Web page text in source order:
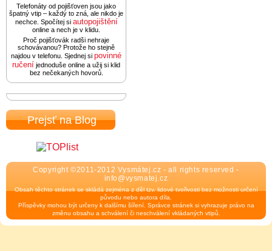
Telefonáty od pojišťoven jsou jako
špatný vtip – každý to zná, ale nikdo je
nechce. Spočítej si autopojištění
online a nech je v klidu.
Proč pojišťovák radši nehraje
schovávanou? Protože ho stejně
najdou v telefonu. Sjednej si povinné
ručení jednoduše online a užij si klid
bez nečekaných hovorů.
Prejsť na Blog
Copyright ©2011-2012 Vysmátej.cz - all rights reserved -
info@vysmatej.cz
Obsah těchto stránek se skládá zejména z děl tzv. lidové tvořivosti bez možnosti určení
původu nebo autora díla.
Příspěvky mohou být určeny k dalšímu šíření. Správce stránek si vyhrazuje právo na
změnu obsahu a schválení či neschválení vkládaných vtipů.